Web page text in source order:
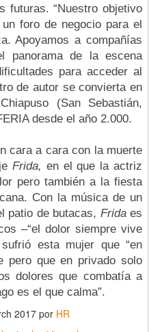
futuras. “Nuestro objetivo
foro de negocio para el
Apoyamos a compañías
panorama de la escena
para acceder al
de autor se convierta en
(San Sebastián,
desde el año 2.000.
cara a cara con la muerte
Frida, en el que la actriz
pero también a la fiesta
Con la música de un
patio de butacas, Fridaes
–“el dolor siempre vive
esta mujer que “en
pero que en privado solo
dolores que combatía a
es el que calma”.
2017por HR